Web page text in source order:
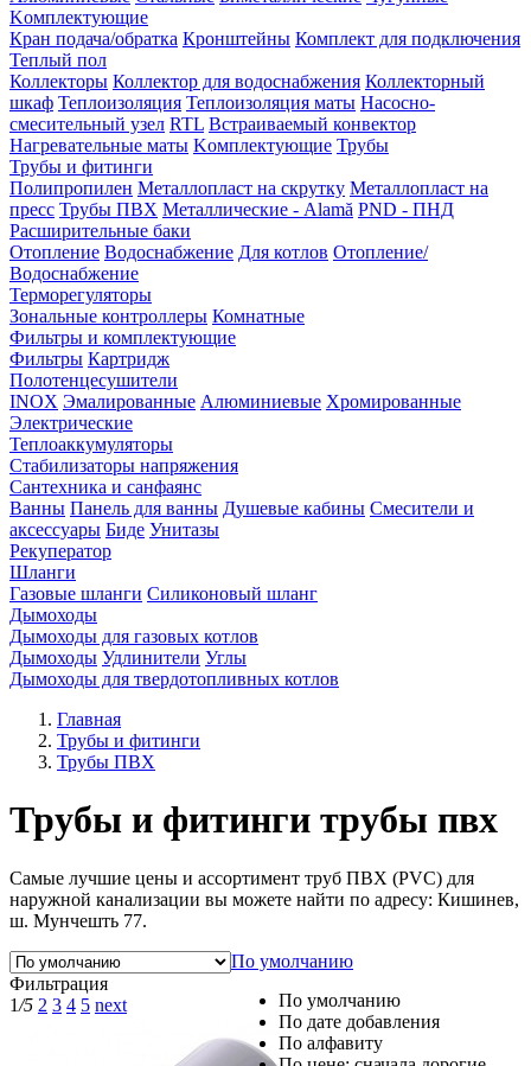
Kомплектующие
Кран подача/обратка Кронштейны Комплект для подключения
Теплый пол
Коллекторы Коллектор для водоснабжения Коллекторный
шкаф Теплоизоляция Теплоизоляция маты Насосно-
смесительный узел RTL Встраиваемый конвектор
Нагревательные маты Kомплектующие Трубы
Трубы и фитинги
Полипропилен Металлопласт на скрутку Металлопласт на
пресс Трубы ПВХ Металлические - Alamă PND - ПНД
Расширительные баки
Отопление Водоснабжение Для котлов Отопление/
Водоснабжение
Терморегуляторы
Зональные контроллеры Комнатные
Фильтры и комплектующие
Фильтры Картридж
Полотенцесушители
INOX Эмалированные Алюминиевые Хромированные
Электрические
Теплоаккумуляторы
Стабилизаторы напряжения
Сантехника и санфаянс
Ванны Панель для ванны Душевые кабины Смесители и
аксессуары Биде Унитазы
Рекуператор
Шланги
Газовые шланги Силиконовый шланг
Дымоходы
Дымоходы для газовых котлов
Дымоходы Удлинители Углы
Дымоходы для твердотопливных котлов
Главная
Трубы и фитинги
Трубы ПВХ
Трубы и фитинги трубы пвх
Самые лучшие цены и ассортимент труб ПВХ (PVC) для
наружной канализации вы можете найти по адресу: Кишинев,
ш. Мунчешть 77.
По умолчанию
Фильтрация
1/5 2 3 4 5 next
По умолчанию
По дате добавления
По алфавиту